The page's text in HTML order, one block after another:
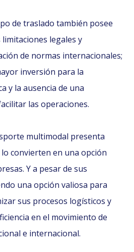
de traslado también posee
legales y
de normas internacionales;
inversión para la
y la ausencia de una
las operaciones.
multimodal presenta
convierten en una opción
Y a pesar de sus
una opción valiosa para
sus procesos logísticos y
en el movimiento de
e internacional.